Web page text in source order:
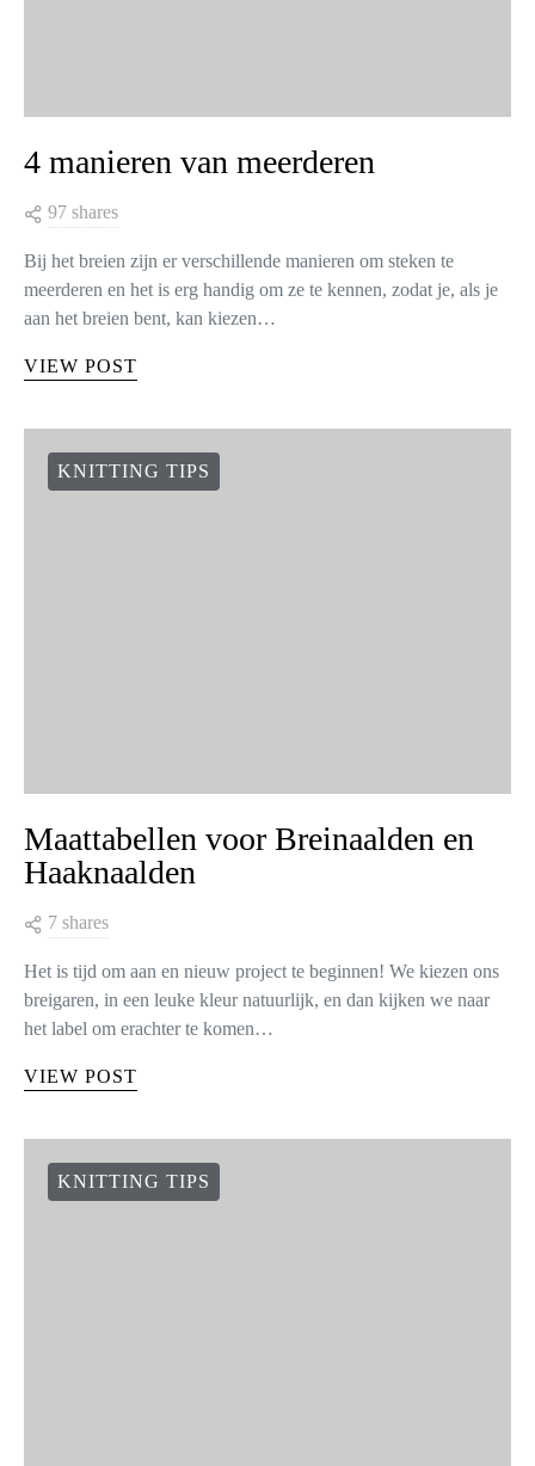
4 manieren van meerderen
97 shares
Bij het breien zijn er verschillende manieren om steken te
meerderen en het is erg handig om ze te kennen, zodat je, als je
aan het breien bent, kan kiezen…
VIEW POST
KNITTING TIPS
Maattabellen voor Breinaalden en
Haaknaalden
7 shares
Het is tijd om aan en nieuw project te beginnen! We kiezen ons
breigaren, in een leuke kleur natuurlijk, en dan kijken we naar
het label om erachter te komen…
VIEW POST
KNITTING TIPS